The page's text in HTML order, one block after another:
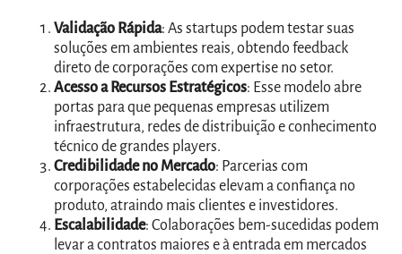
Validação Rápida: As startups podem testar suas
soluções em ambientes reais, obtendo feedback
direto de corporações com expertise no setor.
Acesso a Recursos Estratégicos: Esse modelo abre
portas para que pequenas empresas utilizem
infraestrutura, redes de distribuição e conhecimento
técnico de grandes players.
Credibilidade no Mercado: Parcerias com
corporações estabelecidas elevam a confiança no
produto, atraindo mais clientes e investidores.
Escalabilidade: Colaborações bem-sucedidas podem
levar a contratos maiores e à entrada em mercados